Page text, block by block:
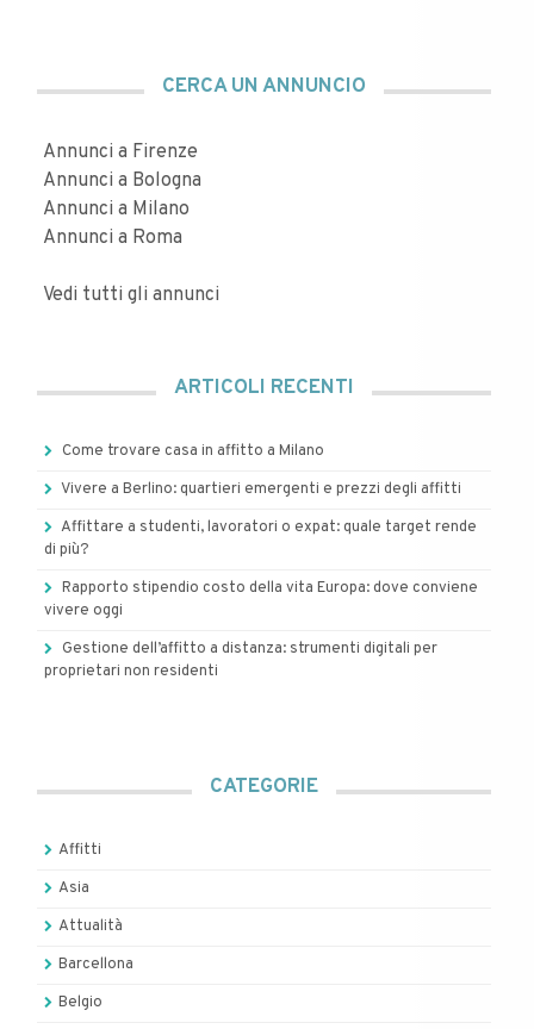
CERCA UN ANNUNCIO
Annunci a Firenze
Annunci a Bologna
Annunci a Milano
Annunci a Roma
Vedi tutti gli annunci
ARTICOLI RECENTI
Come trovare casa in affitto a Milano
Vivere a Berlino: quartieri emergenti e prezzi degli affitti
Affittare a studenti, lavoratori o expat: quale target rende
di più?
Rapporto stipendio costo della vita Europa: dove conviene
vivere oggi
Gestione dell’affitto a distanza: strumenti digitali per
proprietari non residenti
CATEGORIE
Affitti
Asia
Attualità
Barcellona
Belgio